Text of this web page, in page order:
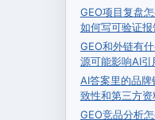
GEO项目复盘
如何写可验证报
GEO和外链有
源可能影响AI引
AI答案里的品
致性和第三方资
GEO竞品分析